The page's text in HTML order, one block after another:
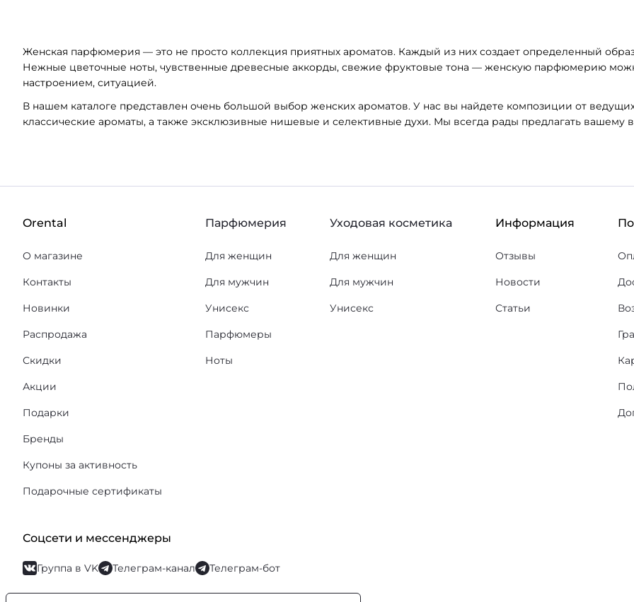
Женская парфюмерия — это не просто коллекция приятных ароматов. Каждый из них создает определенный
Нежные цветочные ноты, чувственные древесные аккорды, свежие фруктовые тона — женскую парфюмерию
настроением, ситуацией.
В нашем каталоге представлен очень большой выбор женских ароматов. У нас вы найдете композиции от
классические ароматы, а также эксклюзивные нишевые и селективные духи. Мы всегда рады предлагать вашему
Orental
О магазине
Контакты
Новинки
Распродажа
Скидки
Акции
Подарки
Бренды
Купоны за активность
Подарочные сертификаты
Парфюмерия
Для женщин
Для мужчин
Унисекс
Парфюмеры
Ноты
Уходовая косметика
Для женщин
Для мужчин
Унисекс
Информация
Отзывы
Новости
Статьи
Соцсети и мессенджеры
Группа в VK Телеграм-канал Телеграм-бот